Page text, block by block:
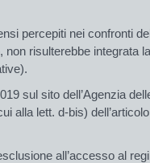
percepiti nei confronti
risulterebbe integrata
sul sito dell’Agenzia
alla lett. d-bis)
all’accesso al